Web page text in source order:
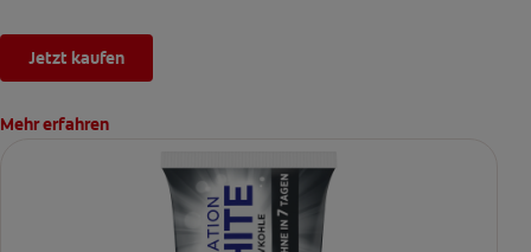
Jetzt kaufen
Mehr erfahren